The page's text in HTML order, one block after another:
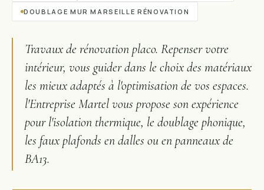
DOUBLAGE MUR MARSEILLE RÉNOVATION
Travaux de rénovation placo. Repenser votre
intérieur, vous guider dans le choix des matériaux
les mieux adaptés à l'optimisation de vos espaces.
l'Entreprise Martel vous propose son expérience
pour l'isolation thermique, le doublage phonique,
les faux plafonds en dalles ou en panneaux de
BA13.